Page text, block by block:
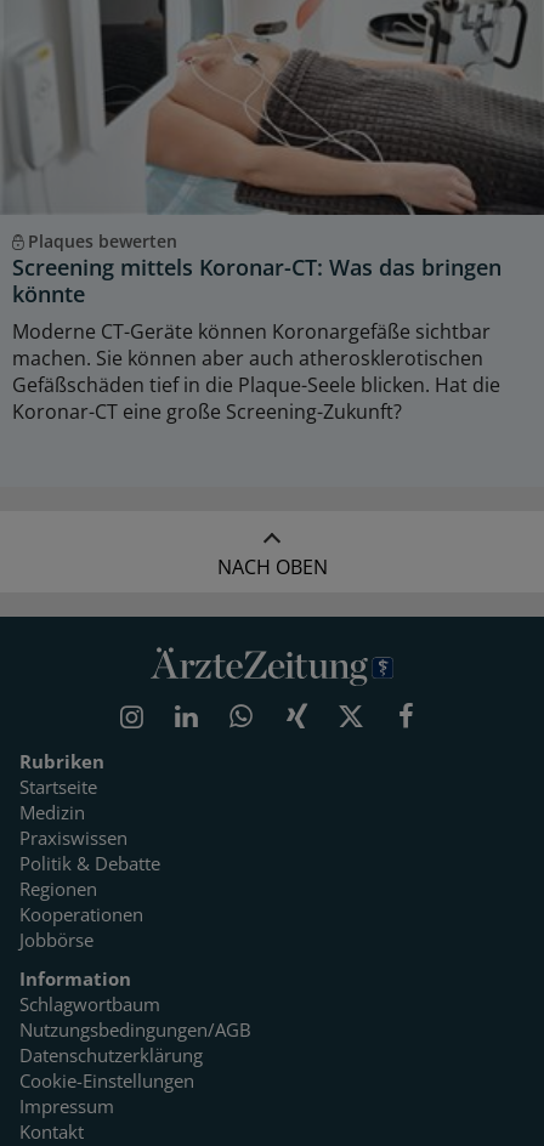
Plaques bewerten
Screening mittels Koronar-CT: Was das bringen
könnte
Moderne CT-Geräte können Koronargefäße sichtbar
machen. Sie können aber auch atherosklerotischen
Gefäßschäden tief in die Plaque-Seele blicken. Hat die
Koronar-CT eine große Screening-Zukunft?
NACH OBEN
Rubriken
Startseite
Medizin
Praxiswissen
Politik & Debatte
Regionen
Kooperationen
Jobbörse
Information
Schlagwortbaum
Nutzungsbedingungen/AGB
Datenschutzerklärung
Cookie-Einstellungen
Impressum
Kontakt